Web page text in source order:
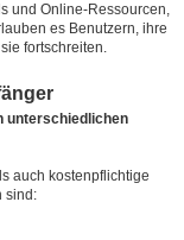
und Online-Ressourcen,
es Benutzern, ihre
fortschreiten.
unterschiedlichen
auch kostenpflichtige
sind: